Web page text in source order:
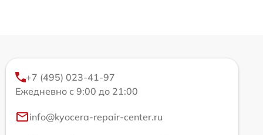
+7 (495) 023-41-97
Ежедневно с 9:00 до 21:00
info@kyocera-repair-center.ru